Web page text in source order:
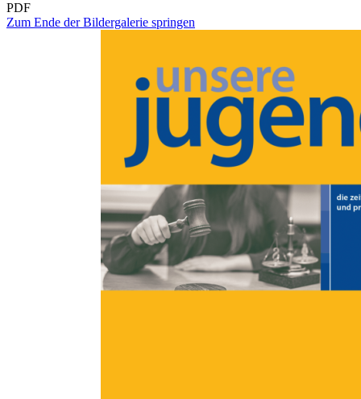
PDF
Zum Ende der Bildergalerie springen